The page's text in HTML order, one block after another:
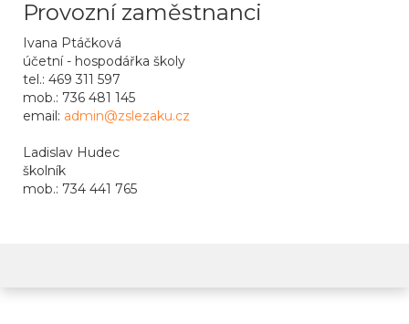
Provozní zaměstnanci
Ivana Ptáčková
účetní - hospodářka školy
tel.: 469 311 597
mob.: 736 481 145
email: admin@zslezaku.cz
Ladislav Hudec
školník
mob.: 734 441 765